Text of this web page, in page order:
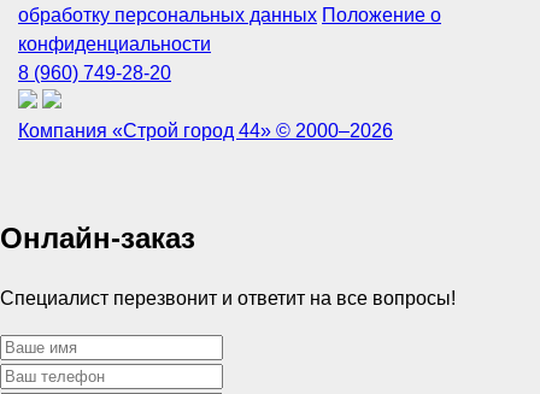
обработку персональных данных Положение о
конфиденциальности
8 (960) 749-28-20
Компания «Строй город 44» © 2000–2026
Онлайн-заказ
Специалист перезвонит и ответит на все вопросы!